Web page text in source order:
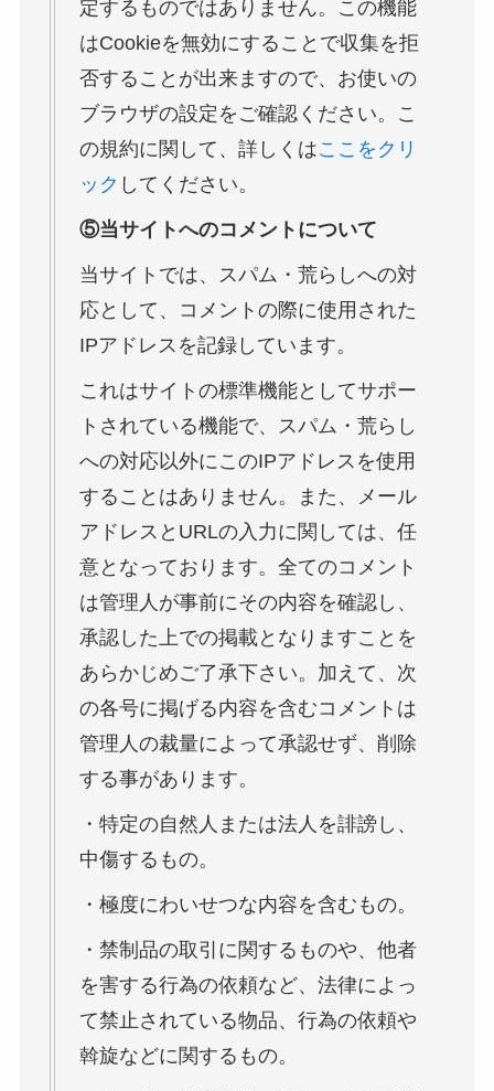
定するものではありません。この機能
はCookieを無効にすることで収集を拒
否することが出来ますので、お使いの
ブラウザの設定をご確認ください。こ
の規約に関して、詳しくはここをクリ
ック してください。
⑤当サイトへのコメントについて
当サイトでは、スパム・荒らしへの対
応として、コメントの際に使用された
IPアドレスを記録しています。
これはサイトの標準機能としてサポー
トされている機能で、スパム・荒らし
への対応以外にこのIPアドレスを使用
することはありません。また、メール
アドレスとURLの入力に関しては、任
意となっております。全てのコメント
は管理人が事前にその内容を確認し、
承認した上での掲載となりますことを
あらかじめご了承下さい。加えて、次
の各号に掲げる内容を含むコメントは
管理人の裁量によって承認せず、削除
する事があります。
・特定の自然人または法人を誹謗し、
中傷するもの。
・極度にわいせつな内容を含むもの。
・禁制品の取引に関するものや、他者
を害する行為の依頼など、法律によっ
て禁止されている物品、行為の依頼や
斡旋などに関するもの。